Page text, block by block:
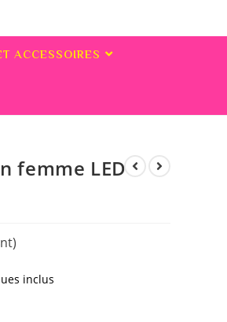
ACCESSOIRES
femme LED
inclus